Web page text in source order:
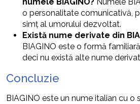
o personalitate comunicativă,
simț al umorului dezvoltat.
Există nume derivate din
BIAGINO este o formă
deci nu există alte nume
Concluzie
BIAGINO este un nume italian cu o